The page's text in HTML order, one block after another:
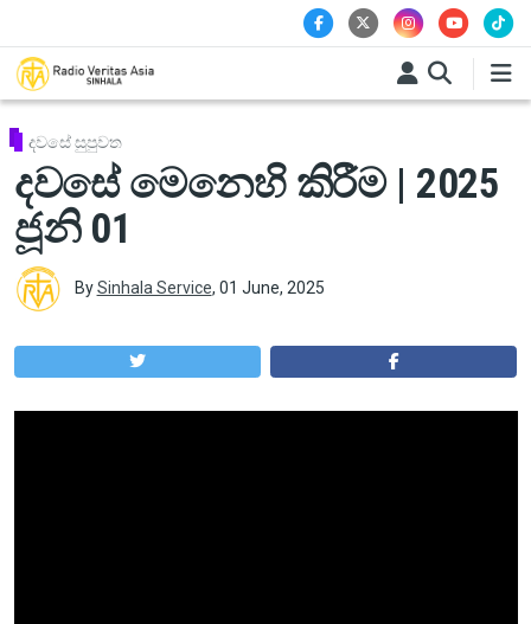
දවසේ සුපුවත
දවසේ මෙනෙහි කිරීම | 2025
ජූනි 01
BySinhala Service, 01 June, 2025